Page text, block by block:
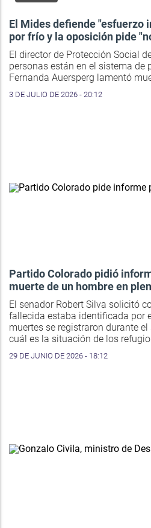
El Mides defiende "esfuerzo
por frío y la oposición pide
El director de Protección Social
personas están en el sistema de
Fernanda Auersperg lamentó
3 DE JULIO DE 2026 - 20:12
Partido Colorado pidió
muerte de un hombre en
El senador Robert Silva solicitó
fallecida estaba identificada por
muertes se registraron durante
cuál es la situación de los
29 DE JUNIO DE 2026 - 18:12